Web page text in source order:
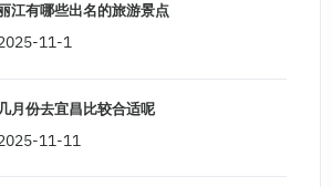
江有哪些出名的旅游景点
11-1
月份去宜昌比较合适呢
11-11